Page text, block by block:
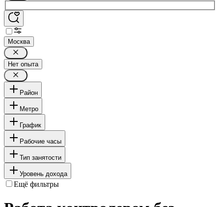
Москва
Нет опыта
Район
Метро
График
Рабочие часы
Тип занятости
Уровень дохода
Ещё фильтры